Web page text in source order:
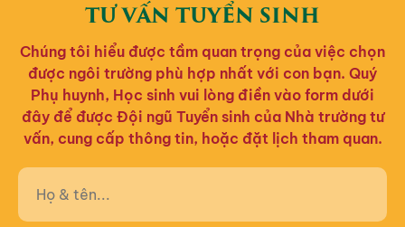
TƯ VẤN TUYỂN SINH
Chúng tôi hiểu được tầm quan trọng của việc chọn
được ngôi trường phù hợp nhất với con bạn. Quý
Phụ huynh, Học sinh vui lòng điền vào form dưới
đây để được Đội ngũ Tuyển sinh của Nhà trường tư
vấn, cung cấp thông tin, hoặc đặt lịch tham quan.